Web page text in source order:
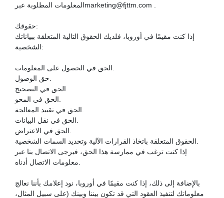
المعلومات المطلوبة عبرmarketing@fjttm.com .
حقوقك:
إذا كنت مقيمًا في أوروبا، فلديك الحقوق التالية المتعلقة ببياناتك
الشخصية:
إذا كنت ترغب في ممارسة هذا الحق، فيرجى الاتصال بنا عبر
بالإضافة إلى ذلك، إذا كنت مقيمًا في أوروبا، نود إعلامك بأننا نعالج
معلوماتك لتنفيذ العقود التي قد تكون بيننا وبينك (على سبيل المثال،